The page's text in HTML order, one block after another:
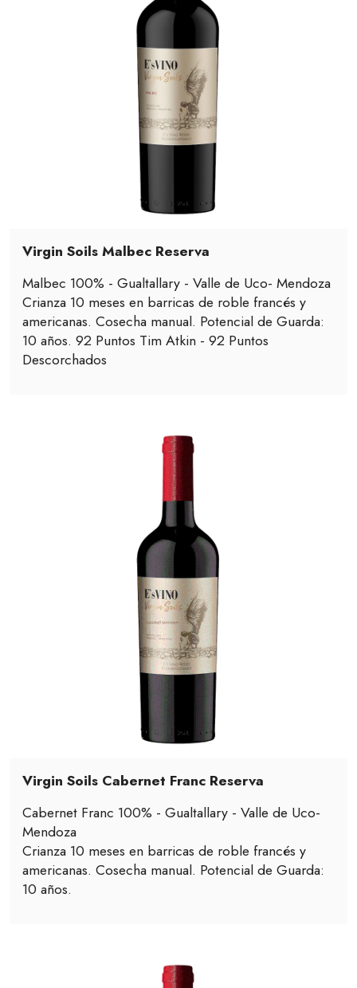
Virgin Soils Malbec Reserva
Malbec 100% - Gualtallary - Valle de Uco- Mendoza
Crianza 10 meses en barricas de roble francés y
americanas. Cosecha manual. Potencial de Guarda:
10 años. 92 Puntos Tim Atkin - 92 Puntos
Descorchados
Virgin Soils Cabernet Franc Reserva
Cabernet Franc 100% - Gualtallary - Valle de Uco-
Mendoza
Crianza 10 meses en barricas de roble francés y
americanas. Cosecha manual. Potencial de Guarda:
10 años.